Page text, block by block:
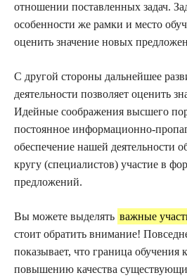
отношении поставленных задач.
особенности же рамки и место
оценить значение новых
С другой стороны дальнейшее
деятельности позволяет оценить
Идейные соображения высшего
постоянное информационно-
обеспечение нашей деятельности
кругу (специалистов) участие в
предложений.
Вы можете выделять важные
стоит обратить внимание!
показывает, что граница обучения
повышению качества